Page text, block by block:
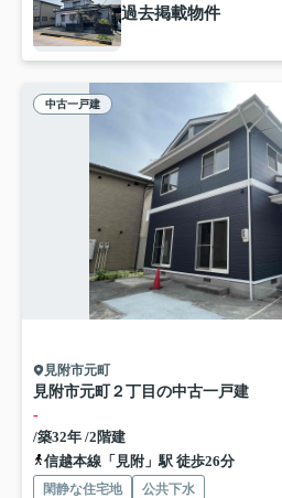
過去掲載物件
中古一戸建
見附市元町
見附市元町２丁目の中古一戸建
-
/築32年 /2階建
信越本線「見附」駅 徒歩26分
閑静な住宅地 公共下水